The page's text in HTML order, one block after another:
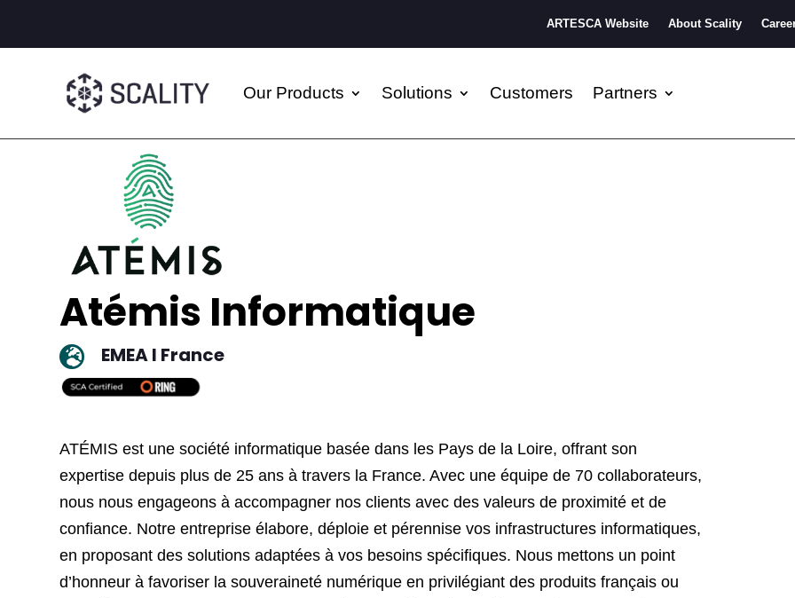
ARTESCA Website About Scality
Our Products Solutions Customers Partners
Atémis Informatique
 EMEA I France
ATÉMIS est une société informatique basée dans les Pays de la Loire, offrant son
expertise depuis plus de 25 ans à travers la France. Avec une équipe de 70 collaborateurs,
nous nous engageons à accompagner nos clients avec des valeurs de proximité et de
confiance. Notre entreprise élabore, déploie et pérennise vos infrastructures informatiques,
en proposant des solutions adaptées à vos besoins spécifiques. Nous mettons un point
d’honneur à favoriser la souveraineté numérique en privilégiant des produits français ou